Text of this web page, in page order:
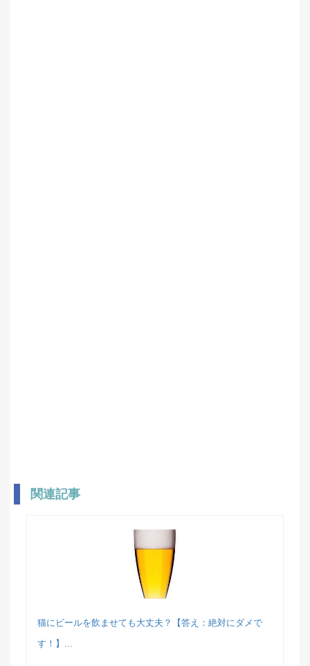
関連記事
猫にビールを飲ませても大丈夫？【答え：絶対にダメで
す！】...